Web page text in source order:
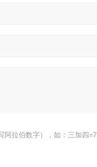
阿拉伯数字），如：三加四=7